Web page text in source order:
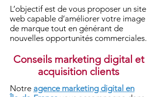
L’objectif est de vous proposer un site
web capable d’améliorer votre image
de marque tout en générant de
nouvelles opportunités commerciales.​
Conseils marketing digital et
acquisition clients
Notre agence marketing digital en